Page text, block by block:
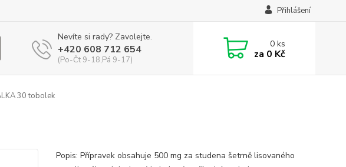
Přihlášení
Nevíte si rady? Zavolejte.
+420 608 712 654
(Po-Čt 9-18,Pá 9-17)
0ks
za 0 Kč
30 tobolek
Popis: Přípravek obsahuje 500 mg za studena šetrně lisovaného